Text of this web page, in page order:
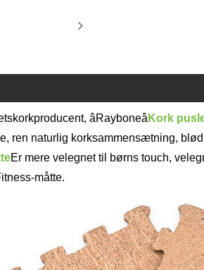
âRayboneâ Kork
ren naturlig korksammensætning,
Er mere velegnet til børns touch,
måtte.